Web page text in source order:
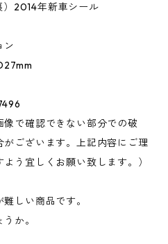
2014年新車シール
ン
で確認できない部分での破
ございます。上記内容にご理
う宜しくお願い致します。）
しい商品です。
か。